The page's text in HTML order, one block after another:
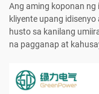
Ang aming koponan
kliyente upang
husto sa kanilang
na pagganap at